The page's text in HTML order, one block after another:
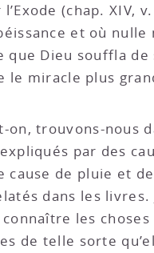
(chap.
et où
Dieu souffla
le miracle plus
on, trouvons-nous
par des
cause de pluie et
dans les
les
de telle sorte